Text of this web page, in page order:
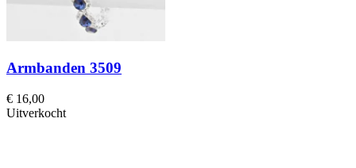
Armbanden 3509
€ 16,00
Uitverkocht